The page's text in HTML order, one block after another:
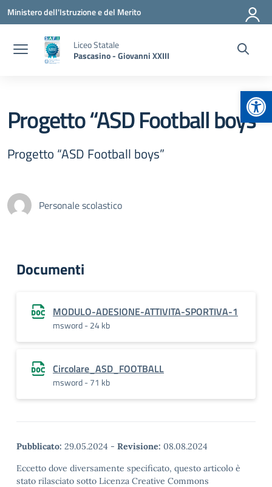
Vai ai contenuti
Vai al menu di navigazione
Vai al footer
Ministero dell'Istruzione e del Merito
Liceo Statale
Pascasino - Giovanni XXIII
Progetto “ASD Football boys”
Progetto “ASD Football boys”
Personale scolastico
Documenti
MODULO-ADESIONE-ATTIVITA-SPORTIVA-1
msword - 24 kb
Circolare_ASD_FOOTBALL
msword - 71 kb
Pubblicato: 29.05.2024 - Revisione: 08.08.2024
Eccetto dove diversamente specificato, questo articolo è
stato rilasciato sotto Licenza Creative Commons